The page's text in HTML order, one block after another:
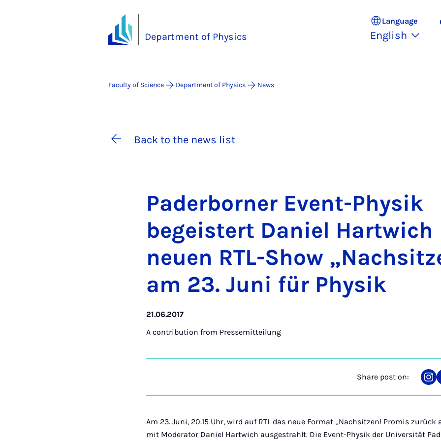
Department of Physics
Language
English
Faculty of Science Department of Physics News
Back to the news list
Pader­borner Event-Physik
begeistert Daniel Hartwich
neuen RTL-Show
am 23. Juni für Physik
21.06.2017
A contribution from Pressemitteilung
Share post on:
on
Am 23. Juni, 20.15 Uhr, wird auf RTL das neue Format „Nachsitzen! Promis zurück
mit Moderator Daniel Hartwich ausgestrahlt. Die Event-Physik der Universität